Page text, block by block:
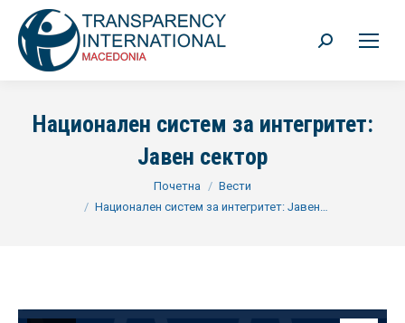
Search:
Национален систем за интегритет:
Јавен сектор
Почетна
Вести
Национален систем за интегритет: Јавен…